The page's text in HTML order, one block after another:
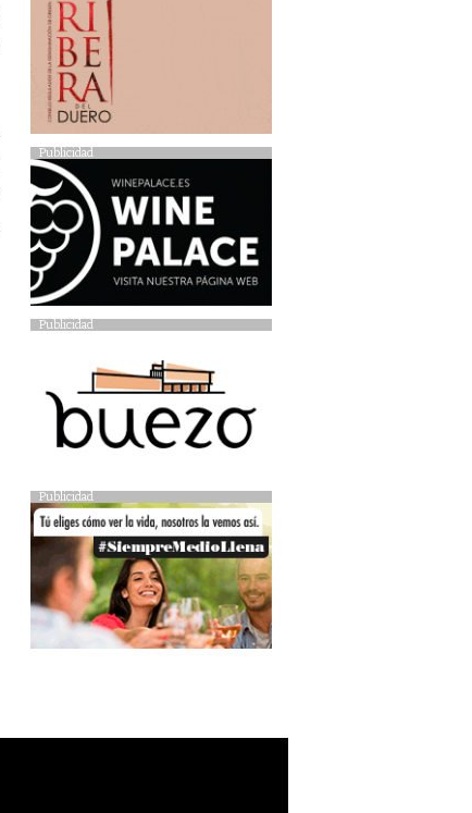
Publicidad
Publicidad
Publicidad